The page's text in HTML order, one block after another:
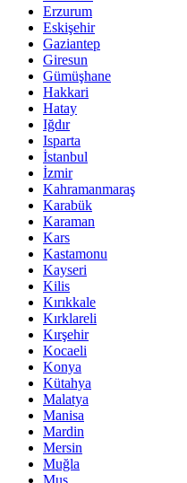
Erzurum
Eskişehir
Gaziantep
Giresun
Gümüşhane
Hakkari
Hatay
Iğdır
Isparta
İstanbul
İzmir
Kahramanmaraş
Karabük
Karaman
Kars
Kastamonu
Kayseri
Kilis
Kırıkkale
Kırklareli
Kırşehir
Kocaeli
Konya
Kütahya
Malatya
Manisa
Mardin
Mersin
Muğla
Muş